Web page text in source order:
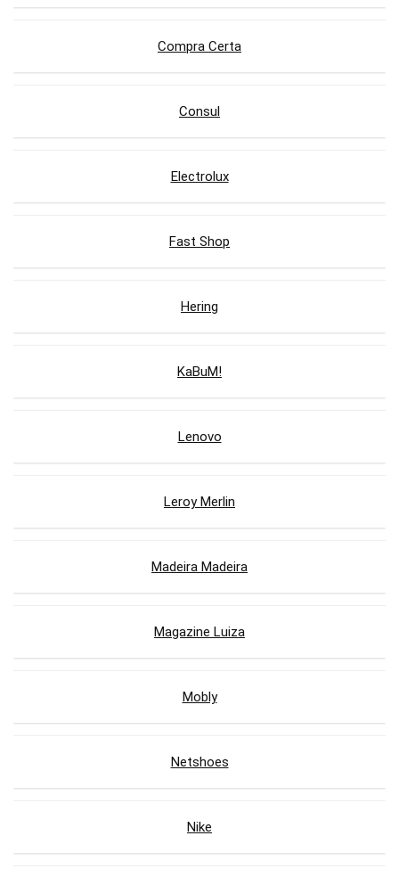
Compra Certa
Consul
Electrolux
Fast Shop
Hering
KaBuM!
Lenovo
Leroy Merlin
Madeira Madeira
Magazine Luiza
Mobly
Netshoes
Nike